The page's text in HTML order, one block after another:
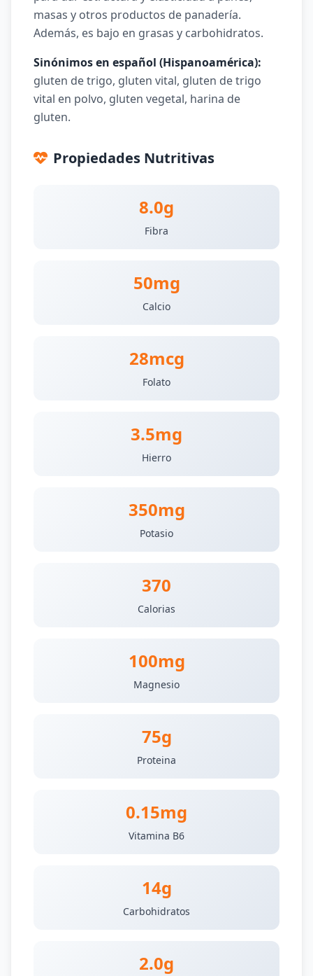
masas y otros productos de panadería.
Además, es bajo en grasas y carbohidratos.
Sinónimos en español (Hispanoamérica):
gluten de trigo, gluten vital, gluten de trigo
vital en polvo, gluten vegetal, harina de
gluten.
Propiedades Nutritivas
8.0g
Fibra
50mg
Calcio
28mcg
Folato
3.5mg
Hierro
350mg
Potasio
370
Calorias
100mg
Magnesio
75g
Proteina
0.15mg
Vitamina B6
14g
Carbohidratos
2.0g